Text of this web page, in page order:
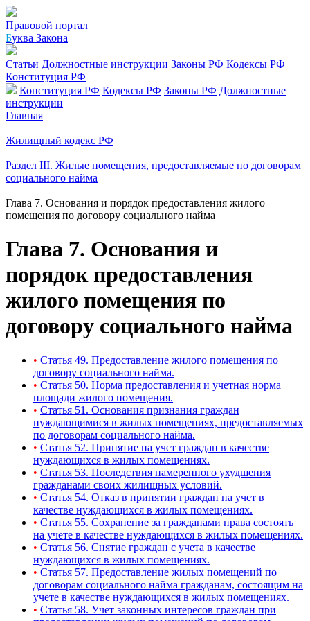
Правовой портал
Буква Закона
Статьи Должностные инструкции Законы РФ Кодексы РФ
Конституция РФ
Конституция РФ Кодексы РФ Законы РФ Должностные
инструкции
Главная
Жилищный кодекс РФ
Раздел III. Жилые помещения, предоставляемые по договорам
социального найма
Глава 7. Основания и порядок предоставления жилого
помещения по договору социального найма
Глава 7. Основания и
порядок предоставления
жилого помещения по
договору социального найма
• Статья 49. Предоставление жилого помещения по
договору социального найма.
• Статья 50. Норма предоставления и учетная норма
площади жилого помещения.
• Статья 51. Основания признания граждан
нуждающимися в жилых помещениях, предоставляемых
по договорам социального найма.
• Статья 52. Принятие на учет граждан в качестве
нуждающихся в жилых помещениях.
• Статья 53. Последствия намеренного ухудшения
гражданами своих жилищных условий.
• Статья 54. Отказ в принятии граждан на учет в
качестве нуждающихся в жилых помещениях.
• Статья 55. Сохранение за гражданами права состоять
на учете в качестве нуждающихся в жилых помещениях.
• Статья 56. Снятие граждан с учета в качестве
нуждающихся в жилых помещениях.
• Статья 57. Предоставление жилых помещений по
договорам социального найма гражданам, состоящим на
учете в качестве нуждающихся в жилых помещениях.
• Статья 58. Учет законных интересов граждан при